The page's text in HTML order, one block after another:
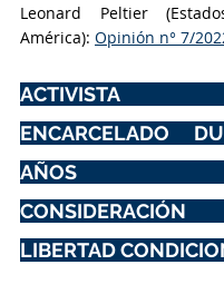
Leonard Peltier
América): Opinión n° 7/
ACTIVISTA
ENCARCELADO
AÑOS
LIBERTAD